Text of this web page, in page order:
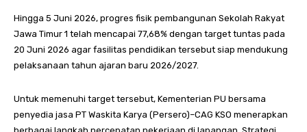
Hingga 5 Juni 2026, progres fisik pembangunan Sekolah Rakyat
Jawa Timur 1 telah mencapai 77,68% dengan target tuntas pada
20 Juni 2026 agar fasilitas pendidikan tersebut siap mendukung
pelaksanaan tahun ajaran baru 2026/2027.
Untuk memenuhi target tersebut, Kementerian PU bersama
penyedia jasa PT Waskita Karya (Persero)–CAG KSO menerapkan